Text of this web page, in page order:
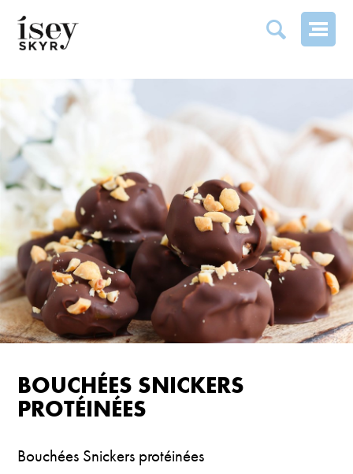
BOUCHÉES SNICKERS PROTÉINÉES
BOUCHÉES SNICKERS
PROTÉINÉES
Bouchées Snickers protéinées